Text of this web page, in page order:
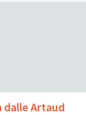
dalle Artaud